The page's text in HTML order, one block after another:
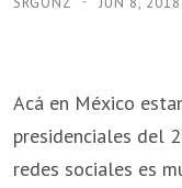
Acá en México
presidenciales del
redes sociales es